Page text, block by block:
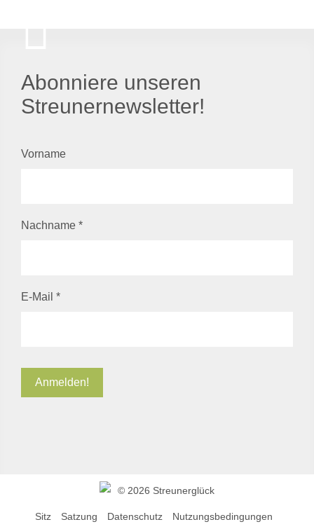
Abonniere unseren
Streunernewsletter!
Vorname
Nachname *
E-Mail *
© 2026 Streunerglück
Sitz Satzung Datenschutz Nutzungsbedingungen